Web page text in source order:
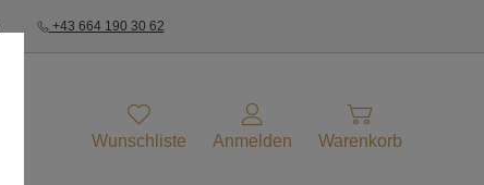
+43 664 190 30 62
Wunschliste Anmelden Warenkorb